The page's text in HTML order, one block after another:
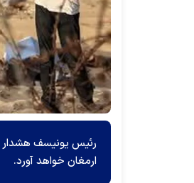
رئیس یونیسف هشدار
ارمغان خواهد آورد.